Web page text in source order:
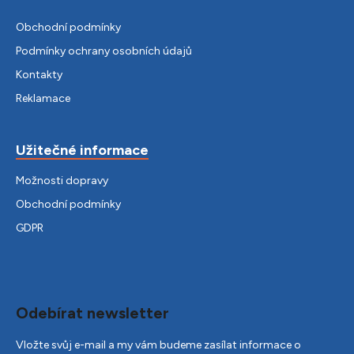
Obchodní podmínky
Podmínky ochrany osobních údajů
Kontakty
Reklamace
Užitečné informace
Možnosti dopravy
Obchodní podmínky
GDPR
Odebírat newsletter
Vložte svůj e-mail a my vám budeme zasílat informace o